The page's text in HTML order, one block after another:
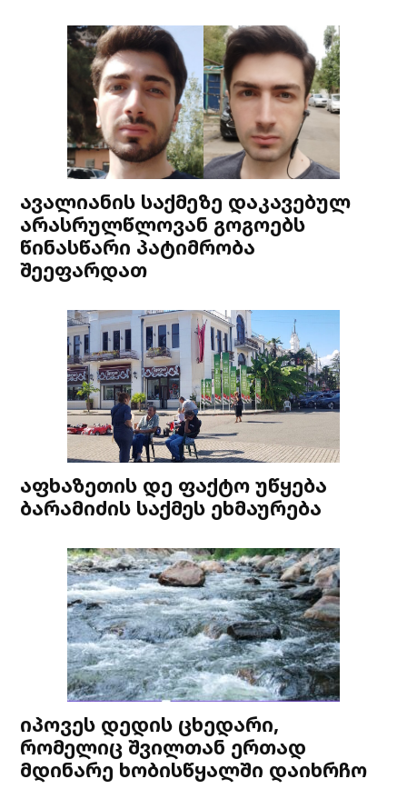
ავალიანის საქმეზე დაკავებულ
არასრულწლოვან გოგოებს
წინასწარი პატიმრობა
შეეფარდათ
აფხაზეთის დე ფაქტო უწყება
ბარამიძის საქმეს ეხმაურება
იპოვეს დედის ცხედარი,
რომელიც შვილთან ერთად
მდინარე ხობისწყალში დაიხრჩო